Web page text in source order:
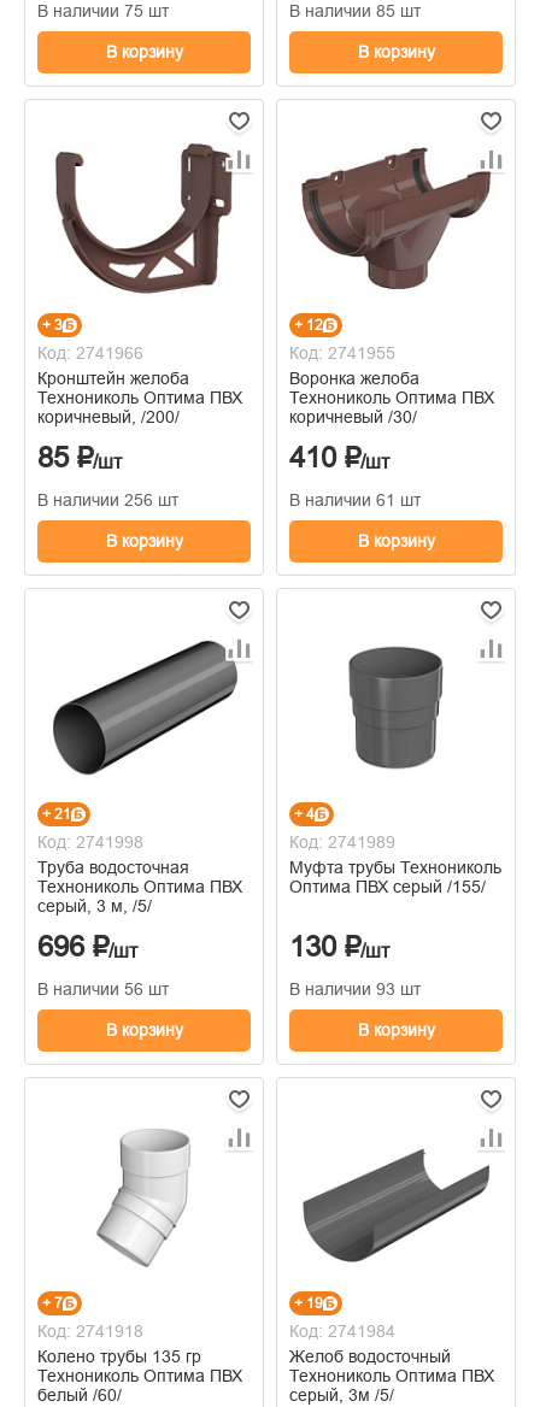
В наличии 75 шт
В корзину
В наличии 85 шт
В корзину
+ 3
Код: 2741966
Кронштейн желоба
Технониколь Оптима ПВХ
коричневый, /200/
85 ₽/шт
В наличии 256 шт
В корзину
+ 12
Код: 2741955
Воронка желоба
Технониколь Оптима ПВХ
коричневый /30/
410 ₽/шт
В наличии 61 шт
В корзину
+ 21
Код: 2741998
Труба водосточная
Технониколь Оптима ПВХ
серый, 3 м, /5/
696 ₽/шт
В наличии 56 шт
В корзину
+ 4
Код: 2741989
Муфта трубы Технониколь
Оптима ПВХ серый /155/
130 ₽/шт
В наличии 93 шт
В корзину
+ 7
Код: 2741918
Колено трубы 135 гр
Технониколь Оптима ПВХ
белый /60/
+ 19
Код: 2741984
Желоб водосточный
Технониколь Оптима ПВХ
серый, 3м /5/